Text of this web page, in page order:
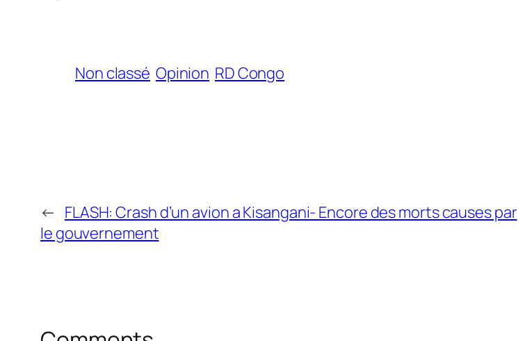
Non classé Opinion RD Congo
← FLASH: Crash d’un avion a Kisangani- Encore des morts causes par
le gouvernement